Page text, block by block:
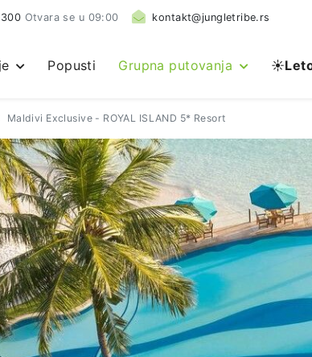
Otvara se u 09:00 kontakt@jungletribe.rs
Popusti Grupna putovanja ☀️
Maldivi Exclusive - ROYAL ISLAND 5* Resort